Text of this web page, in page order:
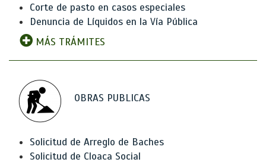
Corte de pasto en casos especiales
Denuncia de Líquidos en la Vía Pública
MÁS TRÁMITES
OBRAS PUBLICAS
Solicitud de Arreglo de Baches
Solicitud de Cloaca Social